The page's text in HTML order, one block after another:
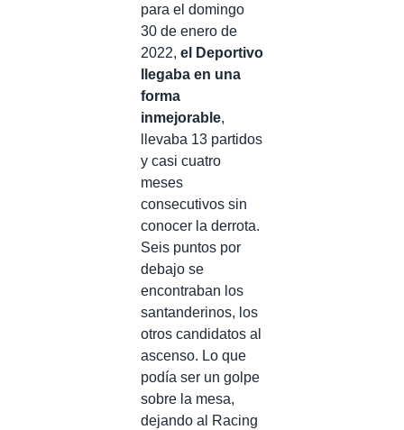
para el domingo
30 de enero de
2022, el Deportivo
llegaba en una
forma
inmejorable,
llevaba 13 partidos
y casi cuatro
meses
consecutivos sin
conocer la derrota.
Seis puntos por
debajo se
encontraban los
santanderinos, los
otros candidatos al
ascenso. Lo que
podía ser un golpe
sobre la mesa,
dejando al Racing